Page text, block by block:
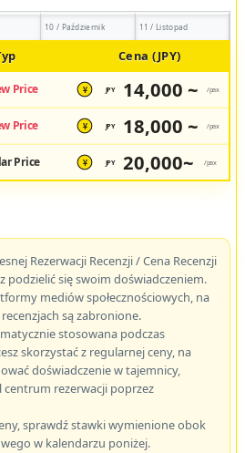
10 / Październik 11 / Listopad
Cena (JPY)
Price ¥ JPY 14,000 ~ /pax
Price ¥ JPY 18,000 ~ /pax
Price ¥ JPY 20,000~ /pax
Rezerwacji Recenzji / Cena Recenzji
podzielić się swoim doświadczeniem.
mediów społecznościowych, na
są zabronione.
stosowana podczas
skorzystać z regularnej ceny, na
doświadczenie w tajemnicy,
rezerwacji poprzez
sprawdź stawki wymienione obok
w kalendarzu poniżej.